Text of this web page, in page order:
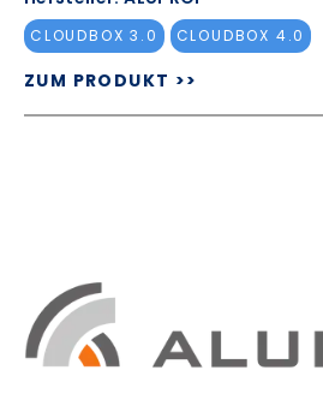
CLOUDBOX 3.0 CLOUDBOX 4.0
ZUM PRODUKT >>